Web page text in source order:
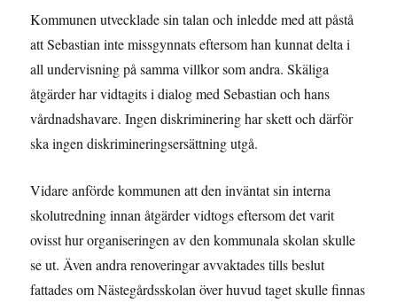
Kommunen utvecklade sin talan och inledde med att påstå
att Sebastian inte missgynnats eftersom han kunnat delta i
all undervisning på samma villkor som andra. Skäliga
åtgärder har vidtagits i dialog med Sebastian och hans
vårdnadshavare. Ingen diskriminering har skett och därför
ska ingen diskrimineringsersättning utgå.
Vidare anförde kommunen att den inväntat sin interna
skolutredning innan åtgärder vidtogs eftersom det varit
ovisst hur organiseringen av den kommunala skolan skulle
se ut. Även andra renoveringar avvaktades tills beslut
fattades om Nästegårdsskolan över huvud taget skulle finnas